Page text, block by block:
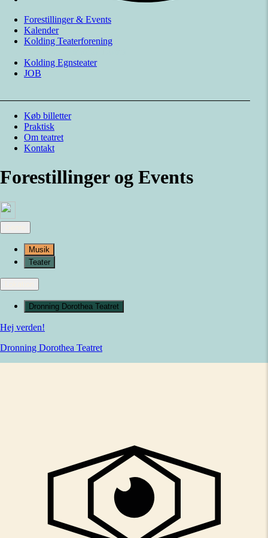
Forestillinger & Events
Kalender
Kolding Teaterforening
Kolding Egnsteater
JOB
Køb billetter
Praktisk
Om teatret
Kontakt
Forestillinger og Events
Musik
Teater
Dronning Dorothea Teatret
Hej verden!
Dronning Dorothea Teatret